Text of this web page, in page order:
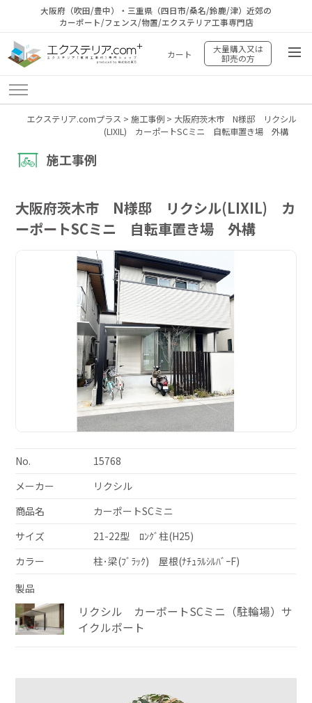
大阪府（吹田/豊中）・三重県（四日市/桑名/鈴鹿/津）近郊の
カーポート/フェンス/物置/エクステリア工事専門店
カート
大量購入又は
卸売の方
エクステリア.comプラス > 施工事例> 大阪府茨木市 N様邸 リクシル
(LIXIL) カーポートSCミニ 自転車置き場 外構
施工事例
大阪府茨木市 N様邸 リクシル(LIXIL) カ
ーポートSCミニ 自転車置き場 外構
No.
15768
メーカー
リクシル
商品名
カーポートSCミニ
サイズ
21-22型 ﾛﾝｸﾞ柱(H25)
カラー
柱･梁(ﾌﾞﾗｯｸ) 屋根(ﾅﾁｭﾗﾙｼﾙﾊﾞｰF)
製品
リクシル カーポートSCミニ（駐輪場）サ
イクルポート